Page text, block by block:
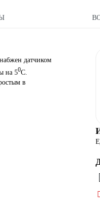
датчиком
на 50С.
в